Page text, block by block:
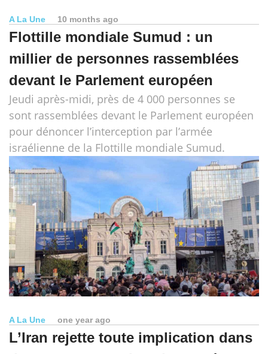
A La Une 10 months ago
Flottille mondiale Sumud : un
millier de personnes rassemblées
devant le Parlement européen
Jeudi après-midi, près de 4 000 personnes se
sont rassemblées devant le Parlement européen
pour dénoncer l’interception par l’armée
israélienne de la Flottille mondiale Sumud.
A La Une one year ago
L’Iran rejette toute implication dans